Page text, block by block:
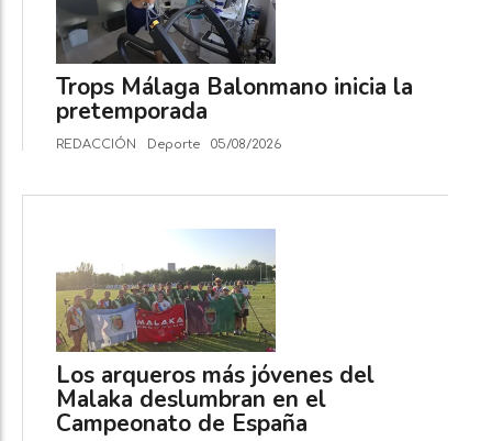
Trops Málaga Balonmano inicia la
pretemporada
REDACCIÓN Deporte 05/08/2026
Los arqueros más jóvenes del
Malaka deslumbran en el
Campeonato de España